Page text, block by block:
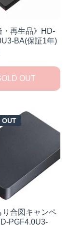
・再生品》HD-
BA(保証1年)
OUT
OUT
り合図キャンペ
PGF4.0U3-